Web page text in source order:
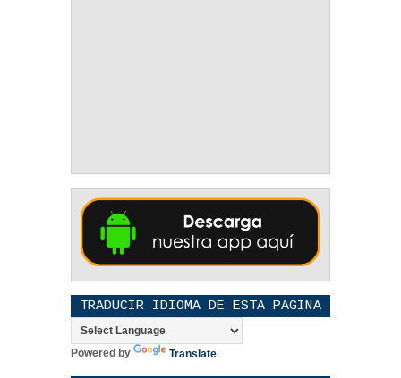
TRADUCIR IDIOMA DE ESTA PAGINA
Powered by Translate